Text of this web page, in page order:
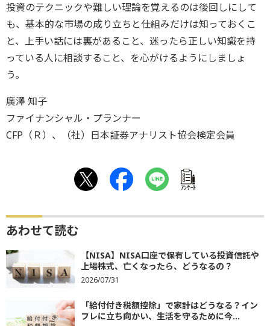
投資のテクニックや難しい理論を覚えるのは後回しにして
も、基本的な市場の成り立ちと仕組みだけは知っておくこ
と、上手い話には裏があること、迷ったら正しい知識を持
っている人に相談すること、を心がけるようにしましょ
う。
廣澤 知子
ファイナンシャル・プランナー
CFP（Ｒ）、（社）日本証券アナリスト協会検定会員
ｱﾝｹｰﾄ
あわせて読む
【NISA】NISA口座で保有している投資信託や
上場株式、亡くなったら、どうなるの？
2026/07/31
「給付付き税額控除」で家計はどうなる？イン
フレに立ち向かい、生活を守るために今...